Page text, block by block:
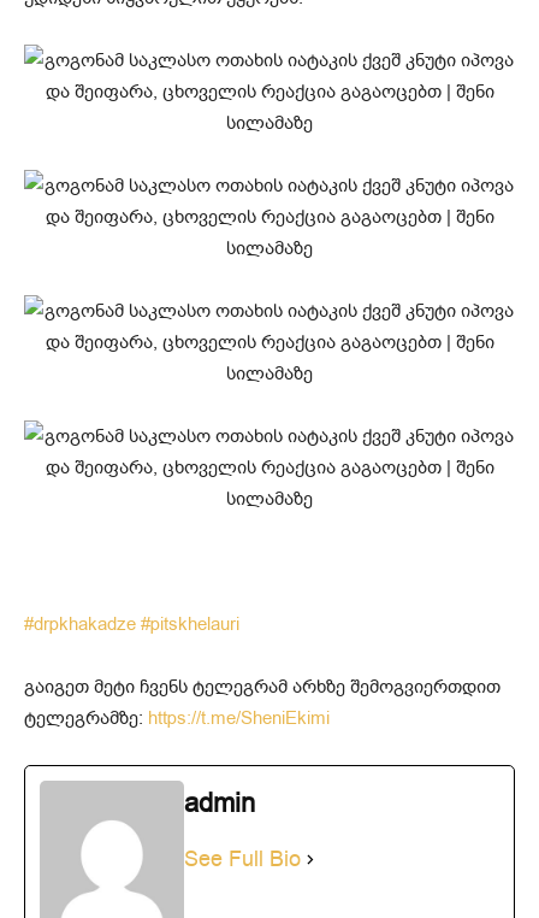
#drpkhakadze #pitskhelauri
გაიგეთ მეტი ჩვენს ტელეგრამ არხზე შემოგვიერთდით
ტელეგრამზე: https://t.me/SheniEkimi
admin
See Full Bio